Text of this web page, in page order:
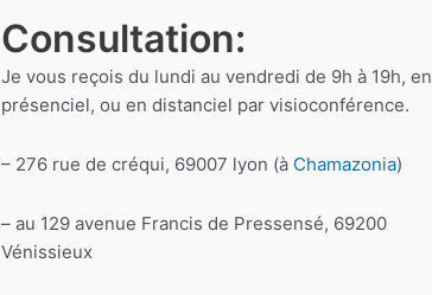
Consultation:
Je vous reçois du lundi au vendredi de 9h à 19h, en
présenciel, ou en distanciel par visioconférence.
– 276 rue de créqui, 69007 lyon (à Chamazonia)
– au 129 avenue Francis de Pressensé, 69200
Vénissieux